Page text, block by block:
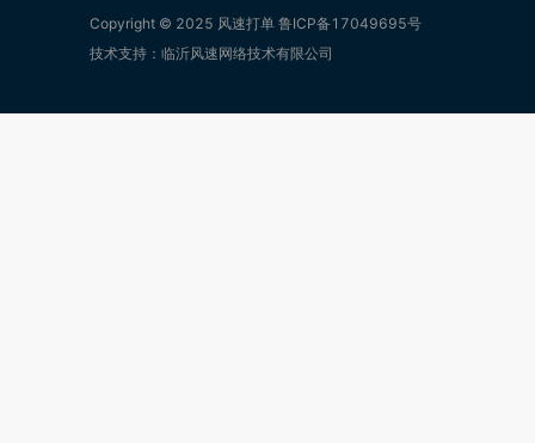
Copyright © 2025 风速打单 鲁ICP备17049695号
技术支持：临沂风速网络技术有限公司